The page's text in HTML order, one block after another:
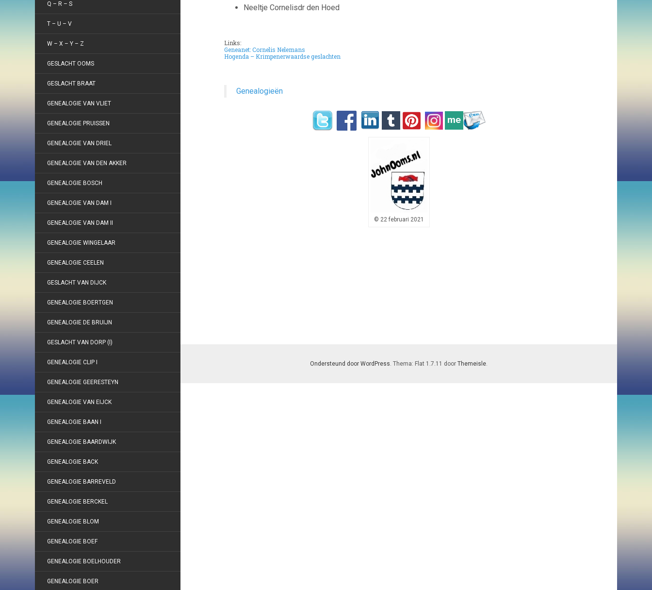
Q – R – S
T – U – V
W – X – Y – Z
GESLACHT OOMS
GESLACHT BRAAT
GENEALOGIE VAN VLIET
GENEALOGIE PRUISSEN
GENEALOGIE VAN DRIEL
GENEALOGIE VAN DEN AKKER
GENEALOGIE BOSCH
GENEALOGIE VAN DAM I
GENEALOGIE VAN DAM II
GENEALOGIE WINGELAAR
GENEALOGIE CEELEN
GESLACHT VAN DIJCK
GENEALOGIE BOERTGEN
GENEALOGIE DE BRUIJN
GESLACHT VAN DORP (I)
GENEALOGIE CLIP I
GENEALOGIE GEERESTEYN
GENEALOGIE VAN EIJCK
GENEALOGIE BAAN I
GENEALOGIE BAARDWIJK
GENEALOGIE BACK
GENEALOGIE BARREVELD
GENEALOGIE BERCKEL
GENEALOGIE BLOM
GENEALOGIE BOEF
GENEALOGIE BOELHOUDER
GENEALOGIE BOER
Neeltje Cornelisdr den Hoed
Links:
Geneanet: Cornelis Nelemans
Hogenda – Krimpenerwaardse geslachten
Genealogieën
© 22 februari 2021
Ondersteund door WordPress. Thema: Flat 1.7.11 door Themeisle.